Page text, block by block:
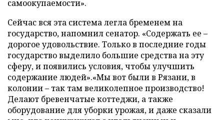
самоокупаемости».
Сейчас вся эта система легла бременем на
государство, напомнил сенатор. «Содержать ее –
дорогое удовольствие. Только в последние годы
государство выделило большие средства на эту
сферу, и появились условия, чтобы улучшить
содержание людей».«Мы вот были в Рязани, в
колонии – так там великолепное производство!
Делают бревенчатые коттеджи, а также
оборудование для уборки урожая, и даже сказали